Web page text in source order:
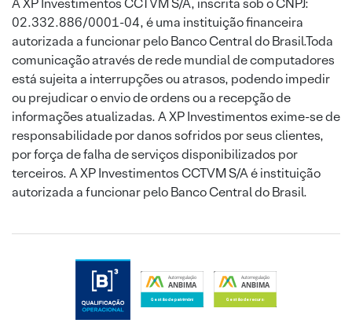
02.332.886/0001-04, é uma instituição financeira
autorizada a funcionar pelo Banco Central do Brasil.Toda
comunicação através de rede mundial de computadores
está sujeita a interrupções ou atrasos, podendo impedir
ou prejudicar o envio de ordens ou a recepção de
informações atualizadas. A XP Investimentos exime-se de
responsabilidade por danos sofridos por seus clientes,
por força de falha de serviços disponibilizados por
terceiros. A XP Investimentos CCTVM S/A é instituição
autorizada a funcionar pelo Banco Central do Brasil.